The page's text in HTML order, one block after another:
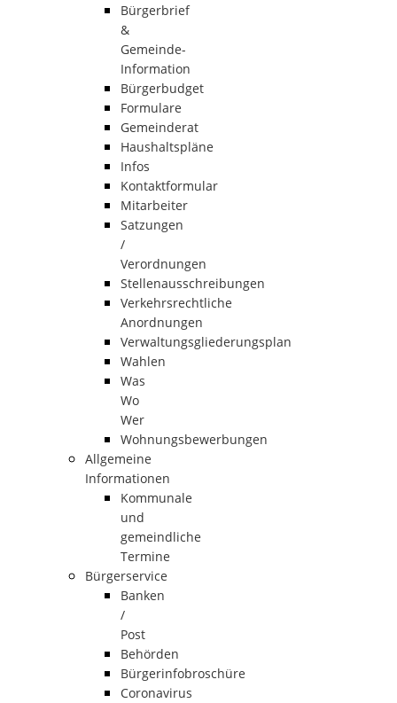
Bürgerbrief
&
Gemeinde-
Information
Bürgerbudget
Formulare
Gemeinderat
Haushaltspläne
Infos
Kontaktformular
Mitarbeiter
Satzungen
/
Verordnungen
Stellenausschreibungen
Verkehrsrechtliche
Anordnungen
Verwaltungsgliederungsplan
Wahlen
Was
Wo
Wer
Wohnungsbewerbungen
Allgemeine
Informationen
Kommunale
und
gemeindliche
Termine
Bürgerservice
Banken
/
Post
Behörden
Bürgerinfobroschüre
Coronavirus